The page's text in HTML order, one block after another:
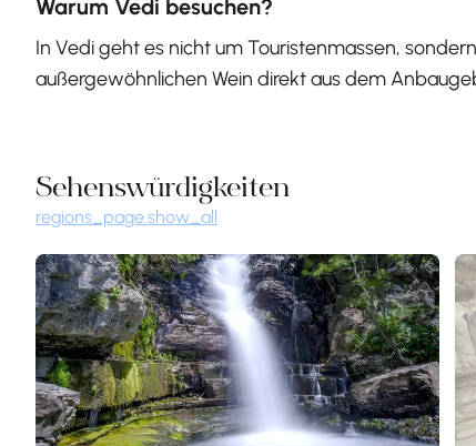
Warum Vedi besuchen?
In Vedi geht es nicht um Touristenmassen,
außergewöhnlichen Wein direkt aus dem
Sehenswürdigkeiten
regions_page.show_all